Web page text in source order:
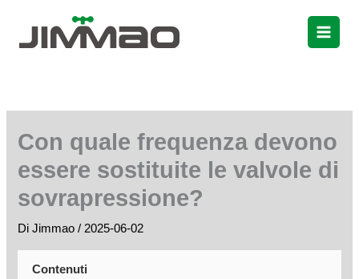
contenuto
Con quale frequenza devono
essere sostituite le valvole di
sovrapressione?
DiJimmao/2025-06-02
Contenuti